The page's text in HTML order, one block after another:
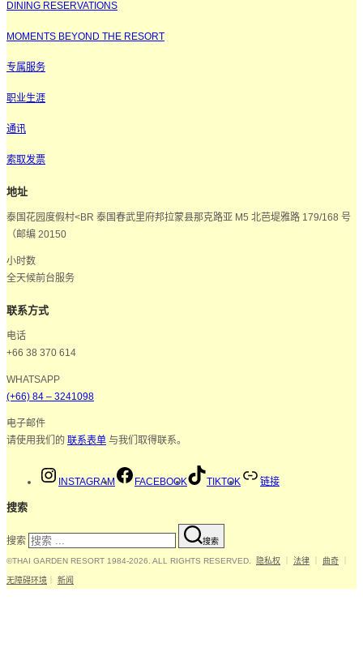
DINING RESERVATIONS
MOMENTS BEYOND THE RESORT
专属服务
职业生涯
通讯
索取发票
地址
泰国花园度假村<BR 泰国春武里府邦拉蒙县那克路亚 M5 北芭堤雅路 179/168 号
（邮编 20150
小时数
全天候前台服务
联系方式
电话
+66 38 370 614
WHATSAPP
(+66) 84 – 3241098
电子邮件
请使用我们的 联系表单 与我们取得联系。
INSTAGRAM FACEBOOK TIKTOK 链接
搜索
搜索 搜索
©THAI GARDEN RESORT 1984-2026. ALL RIGHTS RESERVED. 隐私权 法律 曲奇
无障碍环境 新闻